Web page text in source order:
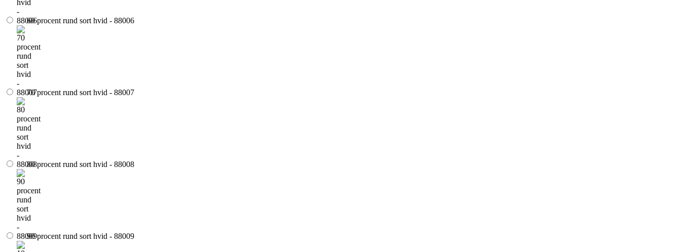
60 procent rund sort hvid - 88006
70 procent rund sort hvid - 88007
80 procent rund sort hvid - 88008
90 procent rund sort hvid - 88009